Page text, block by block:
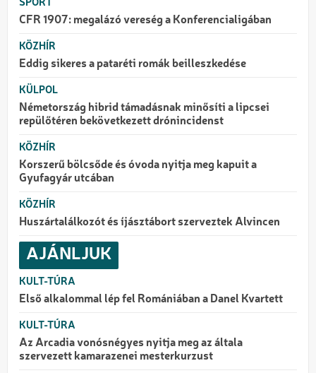
SPORT
CFR 1907: megalázó vereség a Konferencialigában
KÖZHÍR
Eddig sikeres a pataréti romák beilleszkedése
KÜLPOL
Németország hibrid támadásnak minősíti a lipcsei
repülőtéren bekövetkezett drónincidenst
KÖZHÍR
Korszerű bölcsőde és óvoda nyitja meg kapuit a
Gyufagyár utcában
KÖZHÍR
Huszártalálkozót és íjásztábort szerveztek Alvincen
AJÁNLJUK
KULT-TÚRA
Első alkalommal lép fel Romániában a Danel Kvartett
KULT-TÚRA
Az Arcadia vonósnégyes nyitja meg az általa
szervezett kamarazenei mesterkurzust